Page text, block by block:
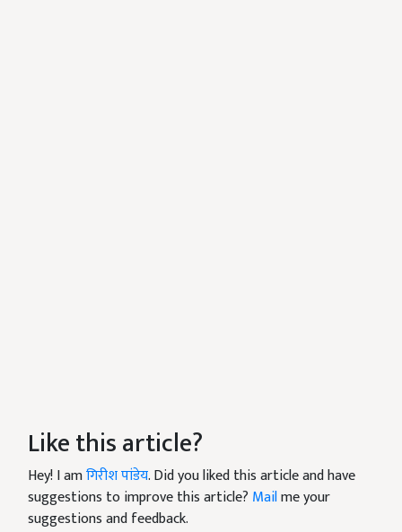
Like this article?
Hey! I amगिरीश पांडेय. Did you liked this article and have
suggestions to improve this article? Mailme your
suggestions and feedback.